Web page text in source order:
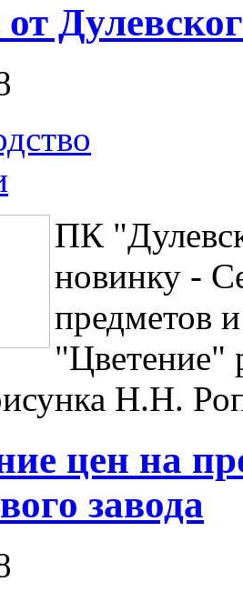
ПК
новинку -
предметов
"Цветение"
Н.Н.
цен на
завода